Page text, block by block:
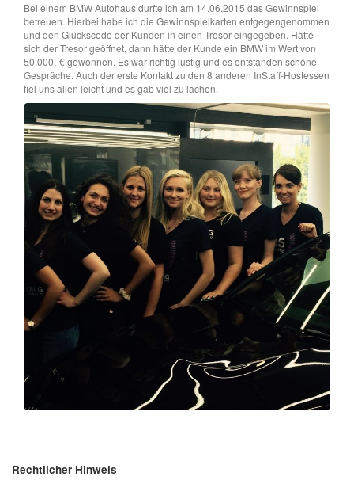
Bei einem BMW Autohaus durfte ich am 14.06.2015 das Gewinnspiel
betreuen. Hierbei habe ich die Gewinnspielkarten entgegengenommen
und den Glückscode der Kunden in einen Tresor eingegeben. Hätte
sich der Tresor geöffnet, dann hätte der Kunde ein BMW im Wert von
50.000,-€ gewonnen. Es war richtig lustig und es entstanden schöne
Gespräche. Auch der erste Kontakt zu den 8 anderen InStaff-Hostessen
fiel uns allen leicht und es gab viel zu lachen.
Rechtlicher Hinweis